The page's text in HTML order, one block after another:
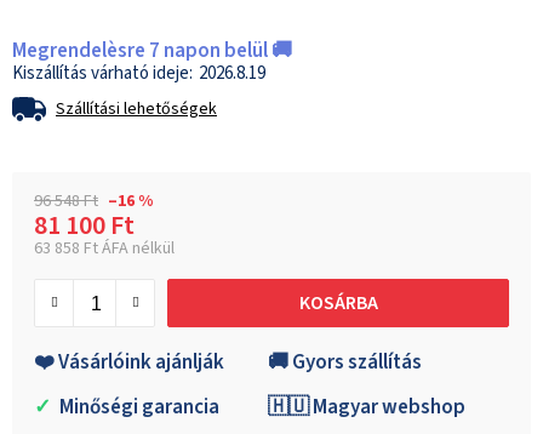
Megrendelèsre 7 napon belül 🚚
2026.8.19
Szállítási lehetőségek
96 548 Ft –16 %
81 100 Ft
63 858 Ft ÁFA nélkül
KOSÁRBA
❤️ Vásárlóink ajánlják
🚚 Gyors szállítás
✓ Minőségi garancia 🇭🇺 Magyar webshop